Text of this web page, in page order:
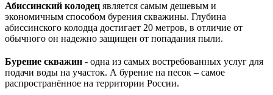
Абиссинский колодец является самым дешевым и
экономичным способом бурения скважины. Глубина
абиссинского колодца достигает 20 метров, в отличие от
обычного он надежно защищен от попадания пыли.
Бурение скважин - одна из самых востребованных услуг для
подачи воды на участок. А бурение на песок – самое
распространённое на территории России.